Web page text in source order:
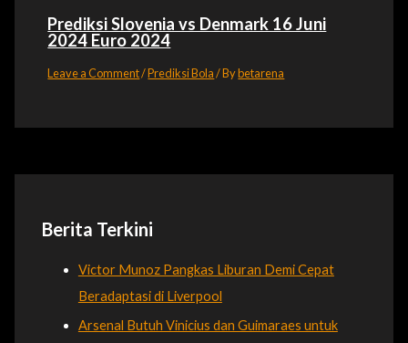
Prediksi Slovenia vs Denmark 16 Juni
2024 Euro 2024
Leave a Comment/Prediksi Bola/ Bybetarena
Berita Terkini
Victor Munoz Pangkas Liburan Demi Cepat
Beradaptasi di Liverpool
Arsenal Butuh Vinicius dan Guimaraes untuk